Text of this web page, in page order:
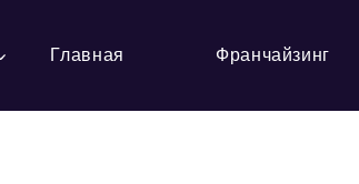
Главная Франчайзинг